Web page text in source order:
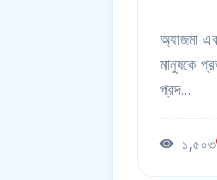
অ্যাজমা
মানুষকে
প্রদ...
১,৫০৩